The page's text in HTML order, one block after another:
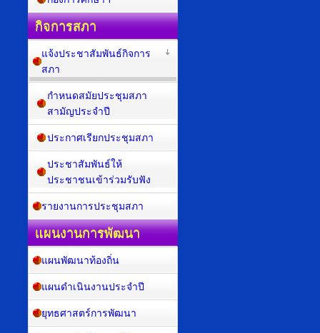
กิจการสภา
แจ้งประชาสัมพันธ์กิจการ
สภา
กำหนดสมัยประชุมสภา
สามัญประจำปี
ประกาศเรียกประชุมสภา
ประชาสัมพันธ์ให้
ประชาชนเข้าร่วมรับฟัง
รายงานการประชุมสภา
แผนงานการพัฒนา
แผนพัฒนาท้องถิ่น
แผนดำเนินงานประจำปี
ยุทธศาสตร์การพัฒนา